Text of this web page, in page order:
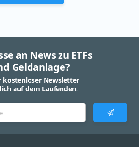
an News zu ETFs
Geldanlage?
kostenloser Newsletter
auf dem Laufenden.